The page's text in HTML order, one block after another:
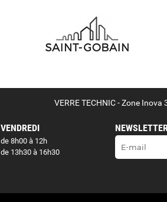
VERRE TECHNIC - Zone
VENDREDI
de 8h00 à 12h
de 13h30 à 16h30